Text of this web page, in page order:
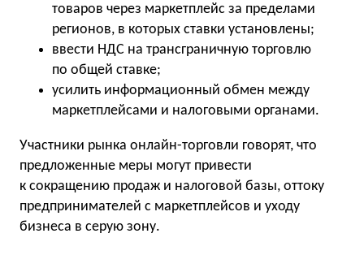
товаров через маркетплейс за пределами
регионов, в которых ставки установлены;
ввести НДС на трансграничную торговлю
по общей ставке;
усилить информационный обмен между
маркетплейсами и налоговыми органами.
Участники рынка онлайн-торговли говорят, что
предложенные меры могут привести
к сокращению продаж и налоговой базы, оттоку
предпринимателей с маркетплейсов и уходу
бизнеса в серую зону.